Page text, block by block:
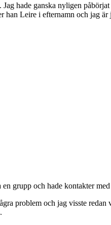
hade ganska nyligen
han Leire i efternamn och jag
grupp och hade kontakter
problem och jag visste redan